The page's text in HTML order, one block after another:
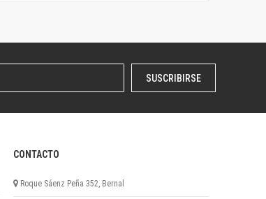
SUSCRIBIRSE
CONTACTO
Roque Sáenz Peña 352, Bernal